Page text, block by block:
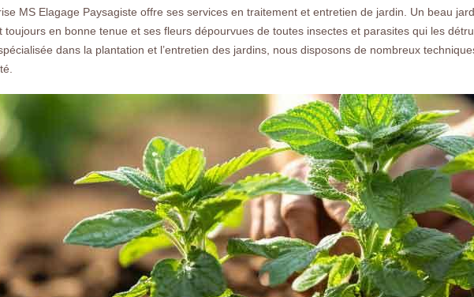
MS Elagage Paysagiste offre ses services en traitement et entretien de jardin. Un beau
toujours en bonne tenue et ses fleurs dépourvues de toutes insectes et parasites qui les
dans la plantation et l’entretien des jardins, nous disposons de nombreux